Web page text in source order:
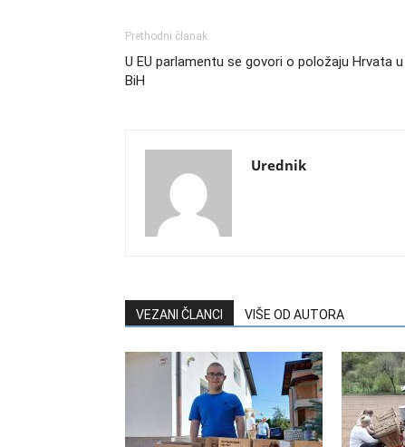
Prethodni članak
U EU parlamentu se govori o položaju Hrvata u
BiH
Urednik
VEZANI ČLANCI VIŠE OD AUTORA